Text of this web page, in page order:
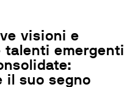
visioni e
talenti emergenti
il suo segno